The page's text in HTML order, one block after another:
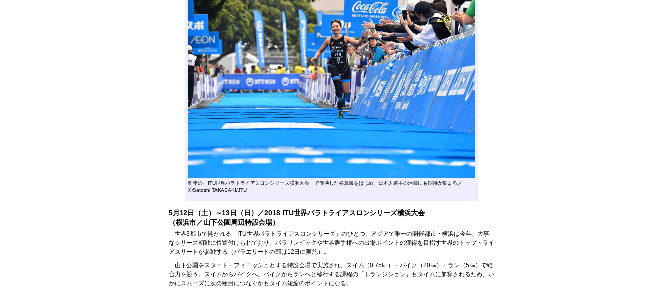
昨年の「ITU世界パラトライアスロンシリーズ横浜大会」で優勝した谷真海をはじめ、日本人選手の活躍にも期待が集まる／
ⒸSatoshi TAKASAKI/JTU
5月12日（土）～13日（日）／2018 ITU世界パラトライアスロンシリーズ横浜大会
（横浜市／山下公園周辺特設会場）
世界3都市で開かれる「ITU世界パラトライアスロンシリーズ」のひとつ。アジアで唯一の開催都市・横浜は今年、大事
なシリーズ初戦に位置付けられており、パラリンピックや世界選手権への出場ポイントの獲得を目指す世界のトップトライ
アスリートが参戦する（パラエリートの部は12日に実施）。
山下公園をスタート・フィニッシュとする特設会場で実施され、スイム（0.75㎞）・バイク（20㎞）・ラン（5㎞）で総
合力を競う。スイムからバイクへ、バイクからランへと移行する課程の「トランジション」もタイムに加算されるため、い
かにスムーズに次の種目につなぐかもタイム短縮のポイントになる。